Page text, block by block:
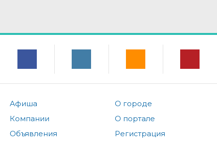
Афиша
Компании
Объявления
О городе
О портале
Регистрация